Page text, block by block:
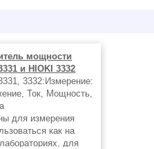
мощности
и HIOKI 3332
3332:Измерение:
Ток, Мощность,
для измерения
как на
для